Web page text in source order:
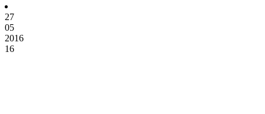
27
05
2016
16